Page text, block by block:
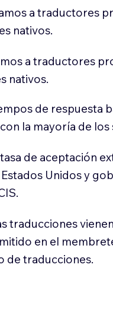
a traductores
nativos.
a traductores
nativos.
de respuesta
la mayoría de
de aceptación
Unidos y
traducciones
en el
de traducciones.